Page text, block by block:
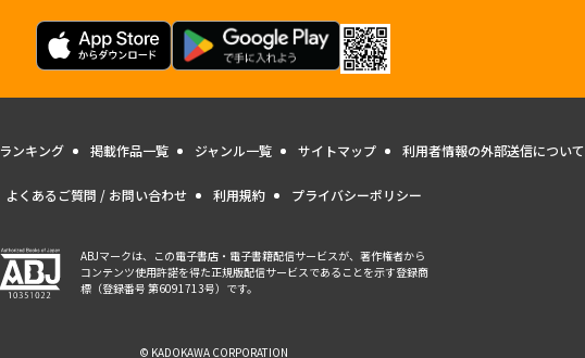
ランキング 掲載作品一覧 ジャンル一覧 サイトマップ 利用者情報の外部送信について
よくあるご質問 / お問い合わせ 利用規約 プライバシーポリシー
ABJマークは、この電子書店・電子書籍配信サービスが、著作権者から
コンテンツ使用許諾を得た正規版配信サービスであることを示す登録商
標（登録番号 第6091713号）です。
© KADOKAWA CORPORATION